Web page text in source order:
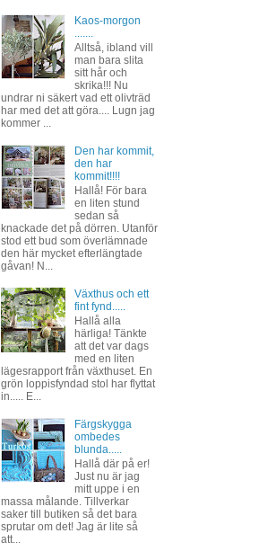
Kaos-morgon
Alltså, ibland vill
man bara slita
sitt hår och
skrika!!! Nu
undrar ni säkert vad ett olivträd
har med det att göra.... Lugn jag
kommer ...
Den har kommit,
den har
kommit!!!!
Hallå! För bara
en liten stund
sedan så
knackade det på dörren. Utanför
stod ett bud som överlämnade
den här mycket efterlängtade
gåvan! N...
Växthus och ett
fint fynd.....
Hallå alla
härliga! Tänkte
att det var dags
med en liten
lägesrapport från växthuset. En
grön loppisfyndad stol har flyttat
in..... E...
Färgskygga
ombedes
blunda.....
Hallå där på er!
Just nu är jag
mitt uppe i en
massa målande. Tillverkar
saker till butiken så det bara
sprutar om det! Jag är lite så
att...